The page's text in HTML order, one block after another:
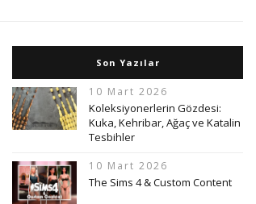
Son Yazılar
10 Mart 2026
Koleksiyonerlerin Gözdesi:
Kuka, Kehribar, Ağaç ve Katalin
Tesbihler
10 Mart 2026
The Sims 4 & Custom Content